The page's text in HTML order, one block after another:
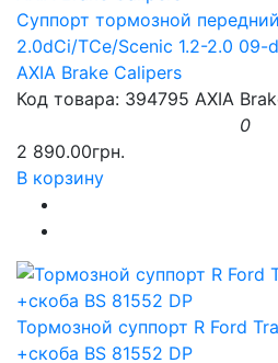
Суппорт тормозной
2.0dCi/TCe/Scenic 1.2-2.0 09-
AXIA Brake Calipers
Код товара: 394795 AXIA
0
2 890.00грн.
В корзину
Тормозной суппорт R Ford
+скоба BS 81552 DP